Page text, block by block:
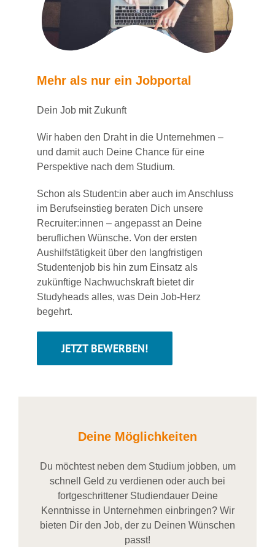
Mehr als nur ein Jobportal
Dein Job mit Zukunft
Wir haben den Draht in die Unternehmen –
und damit auch Deine Chance für eine
Perspektive nach dem Studium.
Schon als Student:in aber auch im Anschluss
im Berufseinstieg beraten Dich unsere
Recruiter:innen – angepasst an Deine
beruflichen Wünsche. Von der ersten
Aushilfstätigkeit über den langfristigen
Studentenjob bis hin zum Einsatz als
zukünftige Nachwuchskraft bietet dir
Studyheads alles, was Dein Job-Herz
begehrt.
JETZT BEWERBEN!
Deine Möglichkeiten
Du möchtest neben dem Studium jobben, um
schnell Geld zu verdienen oder auch bei
fortgeschrittener Studiendauer Deine
Kenntnisse in Unternehmen einbringen? Wir
bieten Dir den Job, der zu Deinen Wünschen
passt!